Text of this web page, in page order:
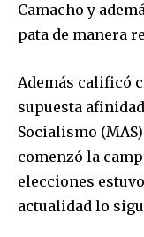
I've read and
Camacho y
pata de manera
Además calificó
supuesta
Socialismo
comenzó la
elecciones
actualidad lo